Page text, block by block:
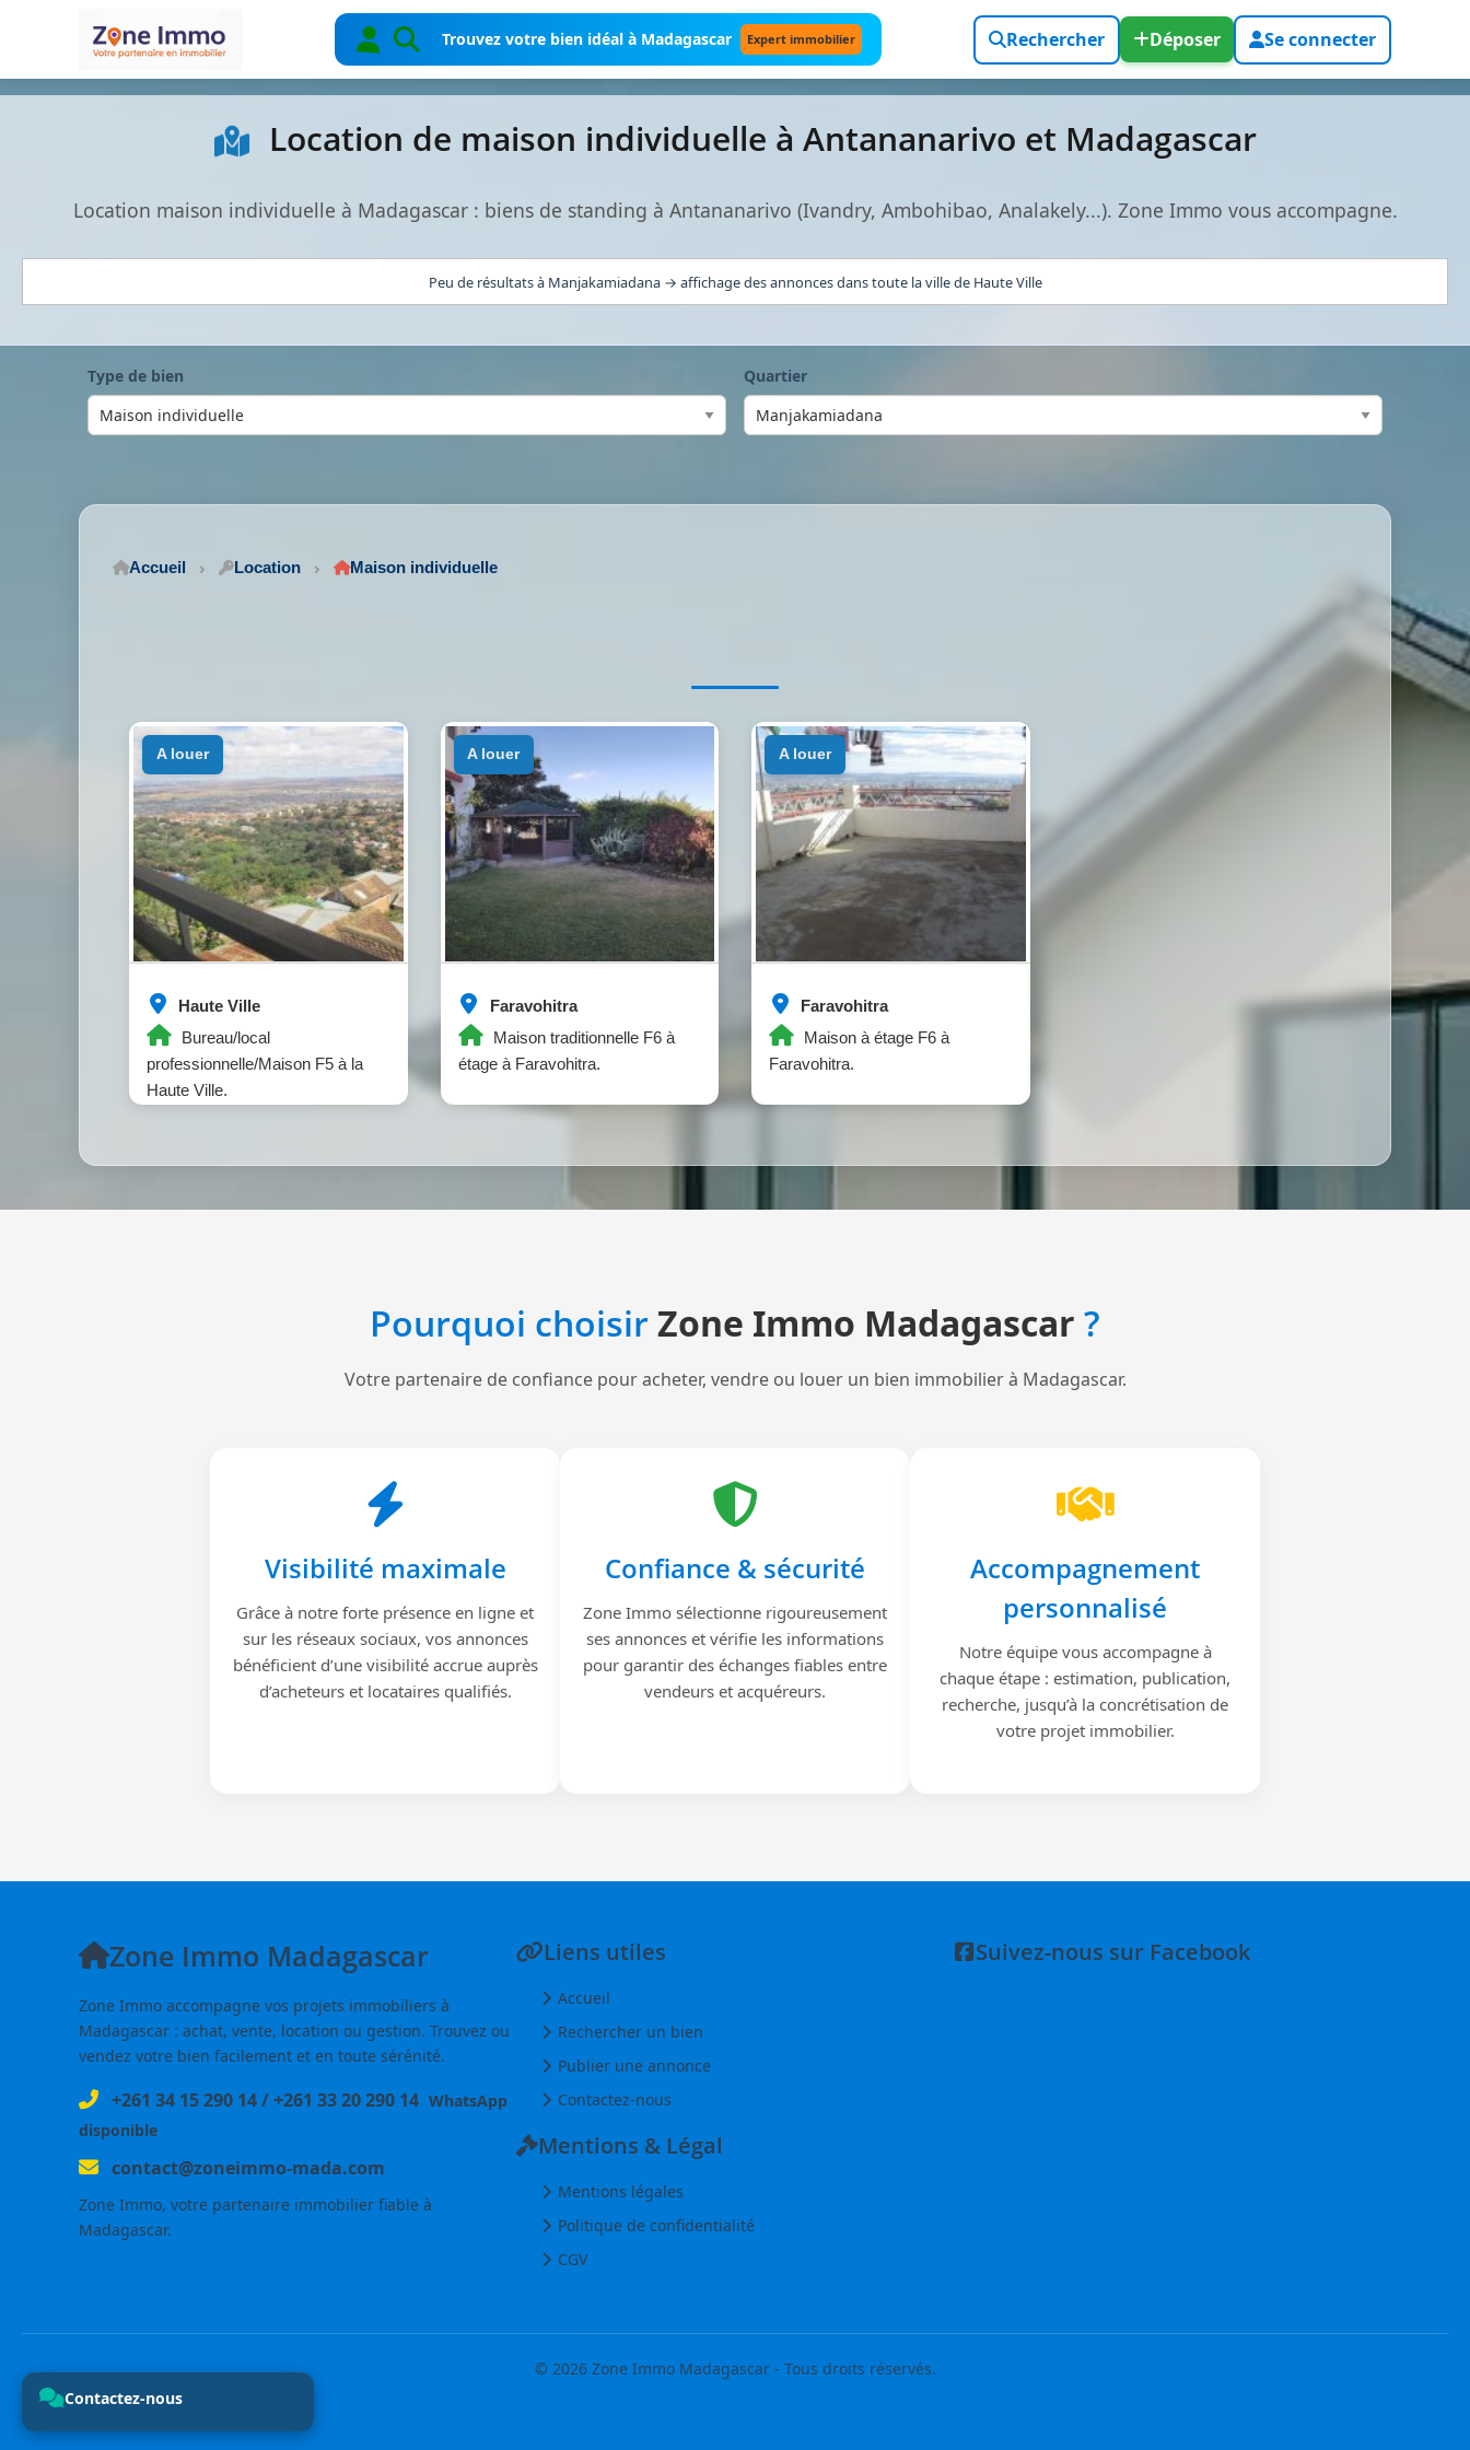
Trouvez votre bien idéal à Madagascar Expert immobilier Rechercher Déposer Se connecter
Location de maison individuelle à Antananarivo et Madagascar
Location maison individuelle à Madagascar : biens de standing à Antananarivo (Ivandry, Ambohibao, Analakely...). Zone Immo vous accompagne.
Peu de résultats à Manjakamiadana → affichage des annonces dans toute la ville de Haute Ville
Type de bien Quartier
Accueil Location Maison individuelle
Haute Ville
Bureau/local
professionnelle/Maison F5 à la
Haute Ville.
a louer
Faravohitra
Maison traditionnelle F6 à
étage à Faravohitra.
a louer
Faravohitra
Maison à étage F6 à
Faravohitra.
a louer
Pourquoi choisirZone Immo Madagascar ?
Votre partenaire de confiance pour acheter, vendre ou louer un bien immobilier à Madagascar.
Visibilité maximale
Grâce à notre forte présence en ligne et
sur les réseaux sociaux, vos annonces
bénéficient d’une visibilité accrue auprès
d’acheteurs et locataires qualifiés.
Confiance & sécurité
Zone Immo sélectionne rigoureusement
ses annonces et vérifie les informations
pour garantir des échanges fiables entre
vendeurs et acquéreurs.
Accompagnement
personnalisé
Notre équipe vous accompagne à
chaque étape : estimation, publication,
recherche, jusqu’à la concrétisation de
votre projet immobilier.
Zone Immo Madagascar
Zone Immo accompagne vos projets immobiliers à
Madagascar : achat, vente, location ou gestion. Trouvez ou
vendez votre bien facilement et en toute sérénité.
+261 34 15 290 14/+261 33 20 290 14 WhatsApp
disponible
contact@zoneimmo-mada.com
Zone Immo, votre partenaire immobilier fiable à
Madagascar.
Liens utiles
Accueil
Rechercher un bien
Publier une annonce
Contactez-nous
Mentions & Légal
Mentions légales
Politique de confidentialité
CGV
Suivez-nous sur Facebook
© 2026 Zone Immo Madagascar - Tous droits réservés.
Contactez-nous